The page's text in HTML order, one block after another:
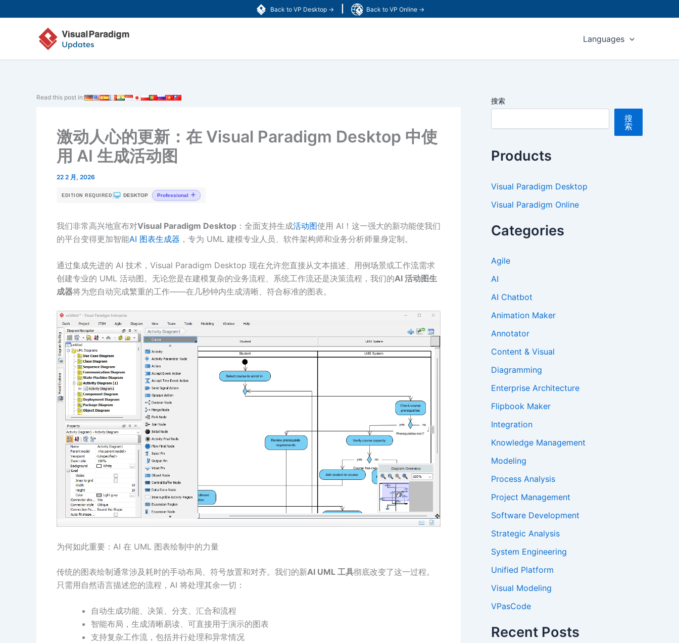
Back to VP Desktop → Back to VP Online →
至
Languages
Read this post in:
激动人心的更新：在 Visual Paradigm Desktop 中使
用 AI 生成活动图
22 2 月, 2026
EDITION REQUIRED DESKTOP Professional
我们非常高兴地宣布对Visual Paradigm Desktop ：全面支持生成活动图使用 AI！这一强大的新功能使我们
的平台变得更加智能AI 图表生成器 ，专为 UML 建模专业人员、软件架构师和业务分析师量身定制。
通过集成先进的 AI 技术，Visual Paradigm Desktop 现在允许您直接从文本描述、用例场景或工作流需求
创建专业的 UML 活动图。无论您是在建模复杂的业务流程、系统工作流还是决策流程，我们的AI 活动图生
成器将为您自动完成繁重的工作——在几秒钟内生成清晰、符合标准的图表。
为何如此重要：AI 在 UML 图表绘制中的力量
传统的图表绘制通常涉及耗时的手动布局、符号放置和对齐。我们的新AI UML 工具彻底改变了这一过程。
只需用自然语言描述您的流程，AI 将处理其余一切：
自动生成功能、决策、分支、汇合和流程
智能布局，生成清晰易读、可直接用于演示的图表
支持复杂工作流，包括并行处理和异常情况
搜索
搜
索
Products
Visual Paradigm Desktop
Visual Paradigm Online
Categories
Agile
AI
AI Chatbot
Animation Maker
Annotator
Content & Visual
Diagramming
Enterprise Architecture
Flipbook Maker
Integration
Knowledge Management
Modeling
Process Analysis
Project Management
Software Development
Strategic Analysis
System Engineering
Unified Platform
Visual Modeling
VPasCode
Recent Posts